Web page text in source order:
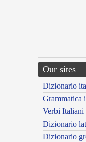
Our sites
Dizionario
Grammatica
Verbi Italiani
Dizionario
Dizionario